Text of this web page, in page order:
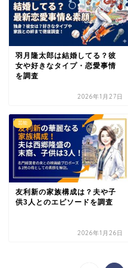
羽月隆太郎は結婚してる？彼
女や好きなタイプ・恋愛事情
を調査
2026年1月27日
芸能
友利新の家族構成は？夫や子
供3人とのエピソードを調査
2026年1月26日